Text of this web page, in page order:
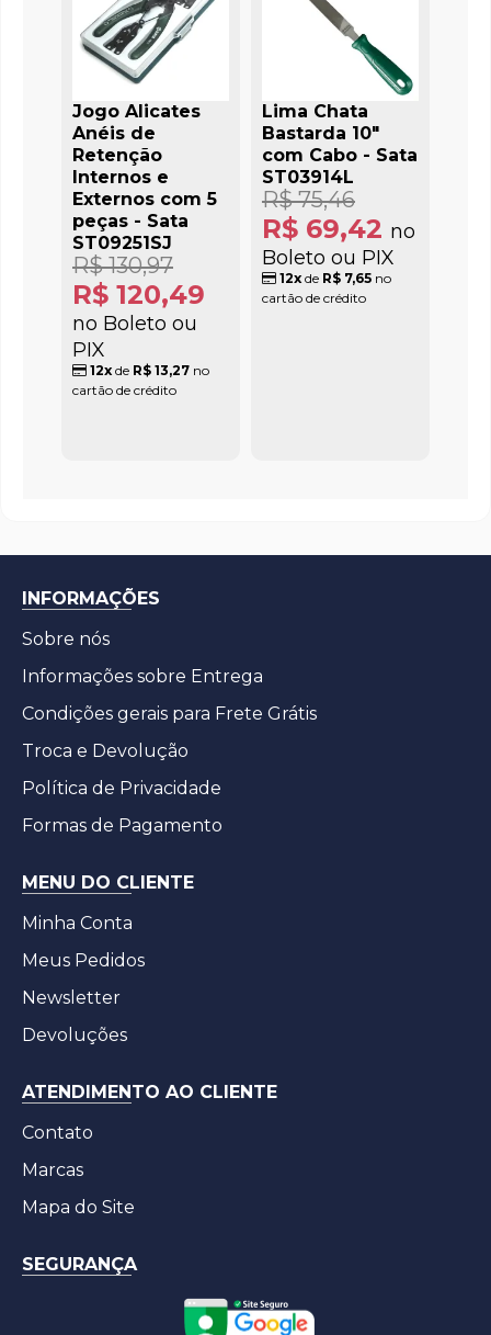
Jogo Alicates
Anéis de
Retenção
Internos e
Externos com 5
peças - Sata
ST09251SJ
R$ 120,49
no Boleto ou
PIX
R$ 130,97
12x de R$ 13,27 no
cartão de crédito
Lima Chata
Bastarda 10"
com Cabo - Sata
ST03914L
R$ 69,42 no
Boleto ou PIX
R$ 75,46
12xde R$ 7,65no
cartão de crédito
INFORMAÇÕES
Sobre nós
Informações sobre Entrega
Condições gerais para Frete Grátis
Troca e Devolução
Política de Privacidade
Formas de Pagamento
MENU DO CLIENTE
Minha Conta
Meus Pedidos
Newsletter
Devoluções
ATENDIMENTO AO CLIENTE
Contato
Marcas
Mapa do Site
SEGURANÇA